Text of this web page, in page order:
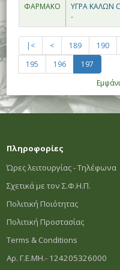
ΦΑΡΜΑΚΟ
ΥΓΡΑ ΚΑΛΩΝ
-
|< < 189 190
195
196
197
Πληροφορίες
Ώρες λειτουργίας - Τηλέφωνα
Σχετικά με τον Σ.Φ.Η.Π.
Πολιτική Ποιότητας
Πολιτική Προστασίας
Terms & Conditions
Αρ. Γ.Ε.ΜΗ.- 124205326000